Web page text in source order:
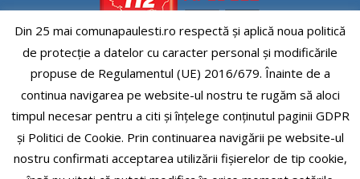
Aplicatia APEL112
Din 25 mai comunapaulesti.ro respectă și aplică noua politică
de protecție a datelor cu caracter personal și modificările
propuse de Regulamentul (UE) 2016/679. Înainte de a
continua navigarea pe website-ul nostru te rugăm să aloci
timpul necesar pentru a citi și înțelege conținutul paginii GDPR
și Politici de Cookie. Prin continuarea navigării pe website-ul
nostru confirmati acceptarea utilizării fişierelor de tip cookie,